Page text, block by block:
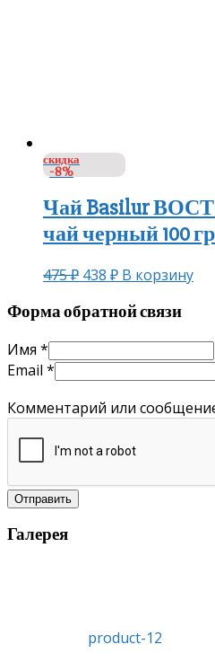
скидка
-8%
Чай Basilur
чай черный 100
475₽ 438 ₽ В корзину
Форма обратной связи
Имя *
Email *
Комментарий или
Отправить
Галерея
product-12